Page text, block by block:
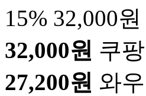
15% 32,000원
32,000원 쿠
27,200원 와